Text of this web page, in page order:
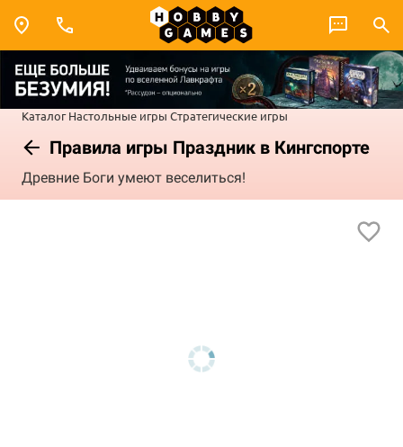
Каталог Настольные игры Стратегические игры
Правила игры Праздник в Кингспорте
Древние Боги умеют веселиться!